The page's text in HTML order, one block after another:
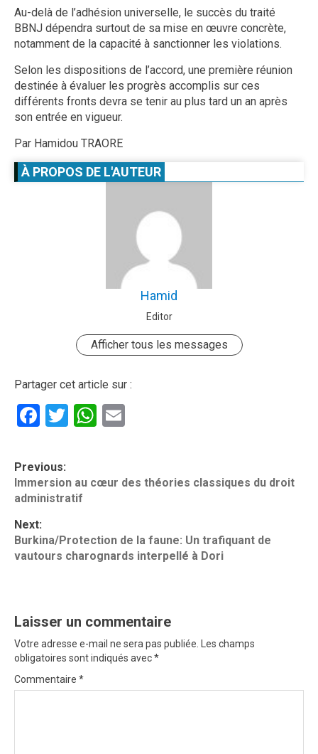
Au-delà de l’adhésion universelle, le succès du traité
BBNJ dépendra surtout de sa mise en œuvre concrète,
notamment de la capacité à sanctionner les violations.
Selon les dispositions de l’accord, une première réunion
destinée à évaluer les progrès accomplis sur ces
différents fronts devra se tenir au plus tard un an après
son entrée en vigueur.
Par Hamidou TRAORE
À PROPOS DE L'AUTEUR
Hamid
Editor
Afficher tous les messages
Partager cet article sur :
Facebook
TwitterWhatsApp
P
o
s
t
n
i
g
a
t
Previous:
Immersion au cœur des théories classiques du droit
administratif
Next:
Burkina/Protection de la faune: Un trafiquant de
vautours charognards interpellé à Dori
Laisser un commentaire
Votre adresse e-mail ne sera pas publiée.
Les champs
obligatoires sont indiqués avec*
Commentaire *